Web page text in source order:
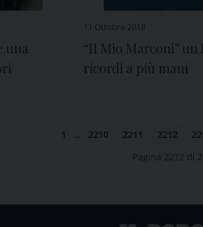
una
11 Ottobre 2018
“Il Mio Marconi”
ricordi a più mani
1 … 2210 2211 2212
Pagina 2212 di